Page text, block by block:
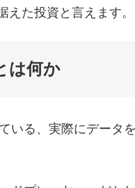
た投資と言えます。
は何か
いる、実際にデータ